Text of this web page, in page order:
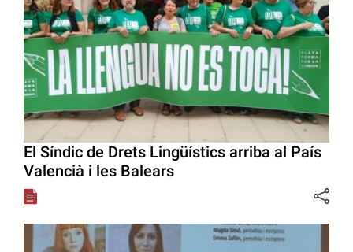
El Síndic de Drets Lingüístics arriba al País
Valencià i les Balears